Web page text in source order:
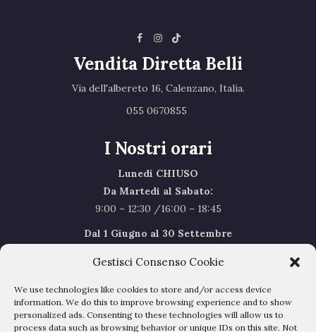
Gestisci Consenso Cookie
We use technologies like cookies to store and/or access device
information. We do this to improve browsing experience and to show
personalized ads. Consenting to these technologies will allow us to
process data such as browsing behavior or unique IDs on this site. Not
Vendita Diretta Belli
Via dell'albereto 16, Calenzano, Italia.‎
055 0670855 ‎
I Nostri orari
Lunedì CHIUSO
Da Martedi al Sabato:
9:00 – 12:30 /16:00 – 18:45
Dal 1 Giugno al 30 Settembre
Sabato Agosto Chiusi
I chiusi per Ferie dal 1 al 24Agosto